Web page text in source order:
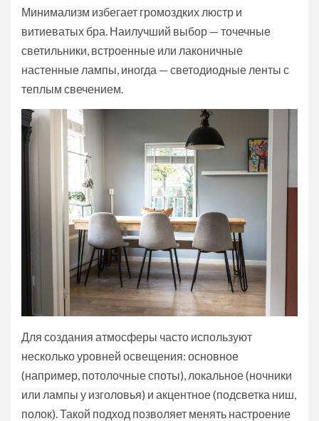
Минимализм избегает громоздких люстр и
витиеватых бра. Наилучший выбор — точечные
светильники, встроенные или лаконичные
настенные лампы, иногда — светодиодные ленты с
теплым свечением.
Для создания атмосферы часто используют
несколько уровней освещения: основное
(например, потолочные споты), локальное (ночники
или лампы у изголовья) и акцентное (подсветка ниш,
полок). Такой подход позволяет менять настроение